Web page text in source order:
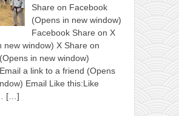
Share on Facebook
(Opens in new window)
Facebook Share on X
new window) X Share on
in new window)
a link to a friend (Opens
Email Like this:Like
[…]